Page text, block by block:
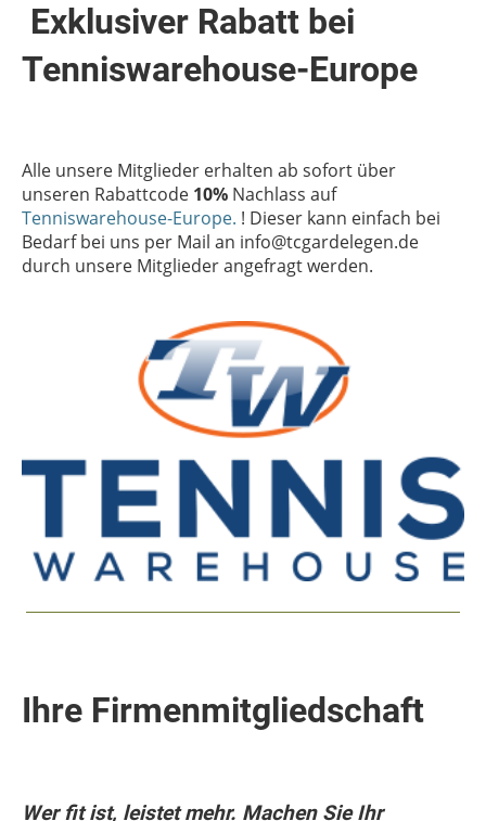
Exklusiver Rabatt bei
Tenniswarehouse-Europe
Alle unsere Mitglieder erhalten ab sofort über
unseren Rabattcode 10% Nachlass auf
Tenniswarehouse-Europe. ! Dieser kann einfach bei
Bedarf bei uns per Mail an info@tcgardelegen.de
durch unsere Mitglieder angefragt werden.
Ihre Firmenmitgliedschaft
Wer fit ist, leistet mehr. Machen Sie Ihr